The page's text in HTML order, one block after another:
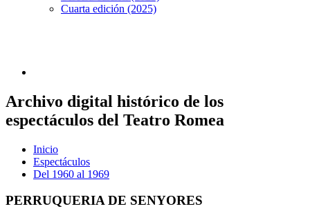
Cuarta edición (2025)
Archivo digital histórico de los
espectáculos del Teatro Romea
Inicio
Espectáculos
Del 1960 al 1969
PERRUQUERIA DE SENYORES